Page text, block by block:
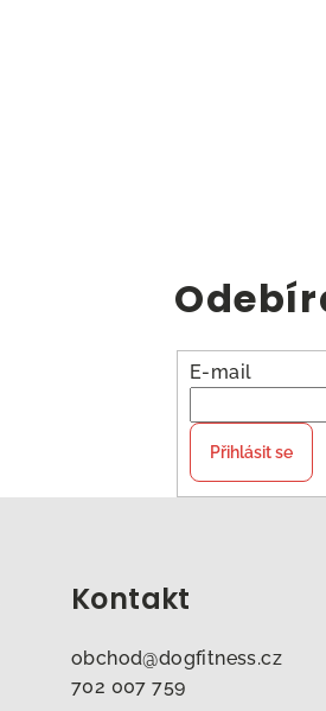
E-mail
Přihlásit se
Kontakt
obchod@dogfitness.cz
702 007 759